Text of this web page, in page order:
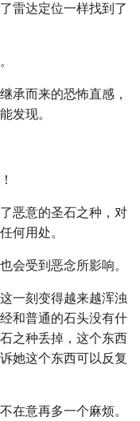
雷达定位一样找到了
承而来的恐怖直感，
发现。
恶意的圣石之种，对
何用处。
会受到恶念所影响。
一刻变得越来越浑浊
和普通的石头没有什
之种丢掉，这个东西
她这个东西可以反复
在意再多一个麻烦。